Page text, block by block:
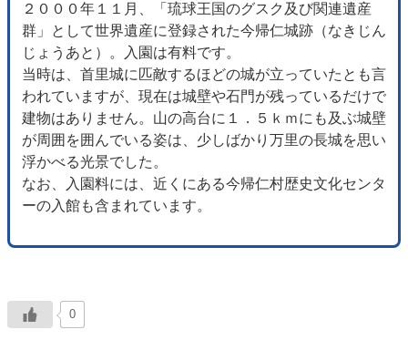
２０００年１１月、「琉球王国のグスク及び関連遺産
群」として世界遺産に登録された今帰仁城跡（なきじん
じょうあと）。入園は有料です。
当時は、首里城に匹敵するほどの城が立っていたとも言
われていますが、現在は城壁や石門が残っているだけで
建物はありません。山の高台に１．５ｋｍにも及ぶ城壁
が周囲を囲んでいる姿は、少しばかり万里の長城を思い
浮かべる光景でした。
なお、入園料には、近くにある今帰仁村歴史文化センタ
ーの入館も含まれています。
0